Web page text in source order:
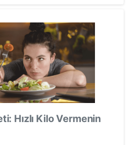
Hızlı Kilo Vermenin